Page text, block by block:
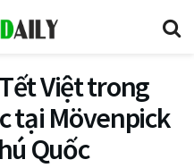
Việt trong
tại Mövenpick
Quốc